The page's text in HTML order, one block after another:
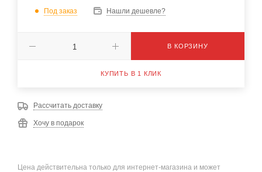
Под заказ Нашли дешевле?
В КОРЗИНУ
КУПИТЬ В 1 КЛИК
Рассчитать доставку
Хочу в подарок
Цена действительна только для интернет-магазина и может